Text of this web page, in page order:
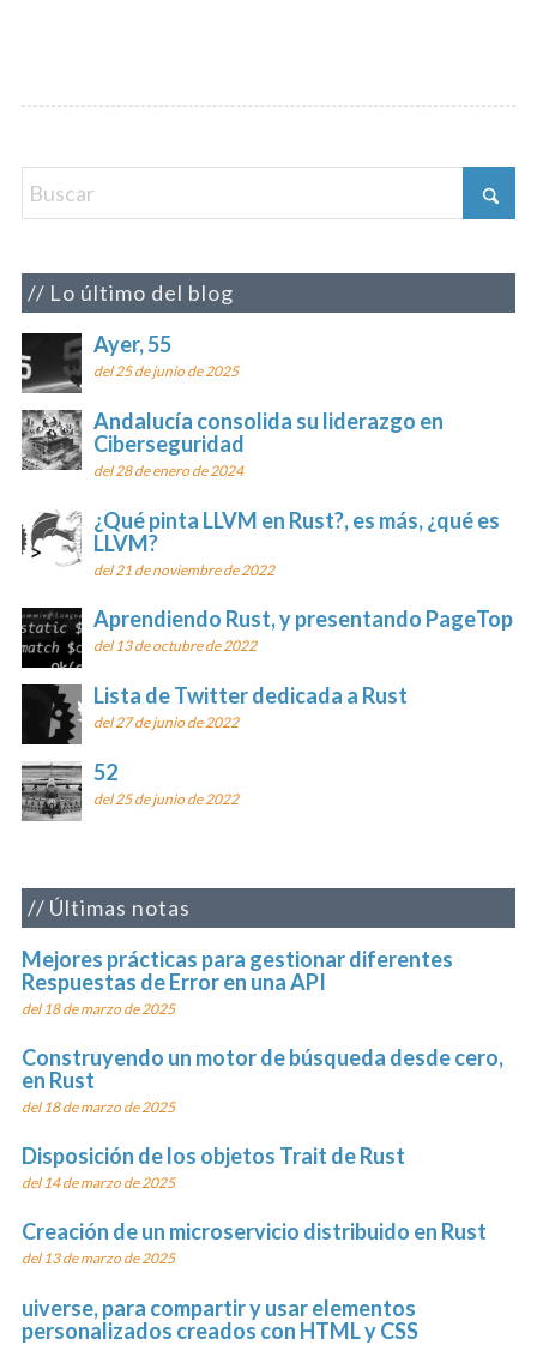
Lo último del blog
Ayer, 55
del 25 de junio de 2025
Andalucía consolida su liderazgo en
Ciberseguridad
del 28 de enero de 2024
¿Qué pinta LLVM en Rust?, es más, ¿qué es
LLVM?
del 21 de noviembre de 2022
Aprendiendo Rust, y presentando PageTop
del 13 de octubre de 2022
Lista de Twitter dedicada a Rust
del 27 de junio de 2022
52
del 25 de junio de 2022
Últimas notas
Mejores prácticas para gestionar diferentes
Respuestas de Error en una API
del 18 de marzo de 2025
Construyendo un motor de búsqueda desde cero,
en Rust
del 18 de marzo de 2025
Disposición de los objetos Trait de Rust
del 14 de marzo de 2025
Creación de un microservicio distribuido en Rust
del 13 de marzo de 2025
uiverse, para compartir y usar elementos
personalizados creados con HTML y CSS